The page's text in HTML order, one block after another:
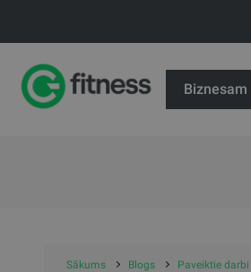
Biznesam
Sākums Blogs Paveiktie darbi